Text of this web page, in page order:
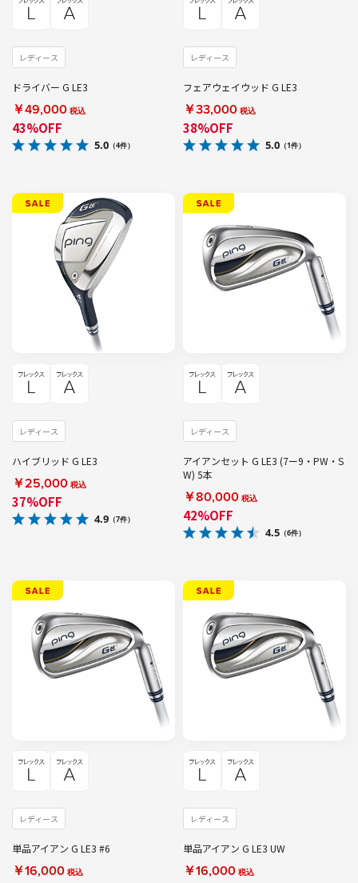
レディース
ドライバー G LE3
￥49,000 税込
43%OFF
5.0 （4件）
レディース
フェアウェイウッド G LE3
￥33,000 税込
38%OFF
5.0 （1件）
レディース
ハイブリッド G LE3
￥25,000 税込
37%OFF
4.9 （7件）
レディース
アイアンセット G LE3 (7ー9・PW・S
W) 5本
￥80,000 税込
42%OFF
4.5 （6件）
レディース
単品アイアン G LE3 #6
￥16,000 税込
レディース
単品アイアン G LE3 UW
￥16,000 税込